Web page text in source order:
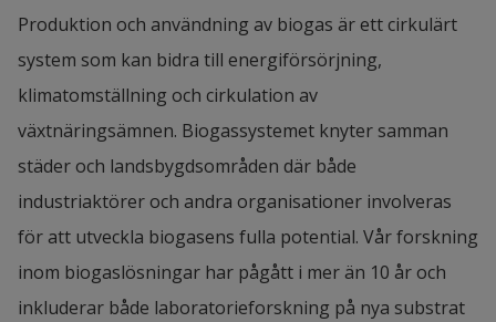
Produktion och användning av biogas är ett cirkulärt
system som kan bidra till energiförsörjning,
klimatomställning och cirkulation av
växtnäringsämnen. Biogassystemet knyter samman
städer och landsbygdsområden där både
industriaktörer och andra organisationer involveras
för att utveckla biogasens fulla potential. Vår forskning
inom biogaslösningar har pågått i mer än 10 år och
inkluderar både laboratorieforskning på nya substrat